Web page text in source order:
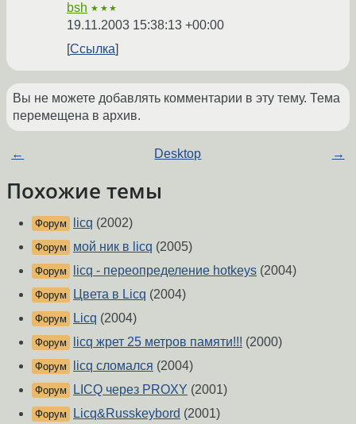
bsh ★★★
19.11.2003 15:38:13 +00:00
Ссылка
Вы не можете добавлять комментарии в эту тему. Тема
перемещена в архив.
← Desktop →
Похожие темы
Форум licq (2002)
Форум мой ник в licq (2005)
Форум licq - переопределение hotkeys (2004)
Форум Цвета в Licq (2004)
Форум Licq (2004)
Форум licq жрет 25 метров памяти!!! (2000)
Форум licq сломался (2004)
Форум LICQ через PROXY (2001)
Форум Licq&Russkeybord (2001)